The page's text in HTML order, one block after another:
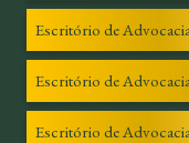
Escritório de
Escritório de
Escritório de